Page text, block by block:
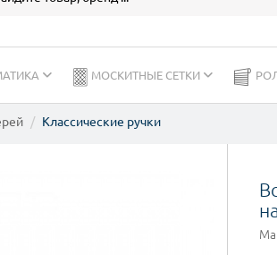
МОСКИТНЫЕ СЕТКИ
Классические ручки